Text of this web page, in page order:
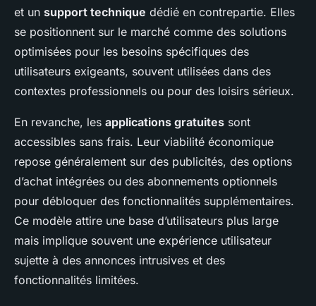
et un support technique dédié en contrepartie. Elles
se positionnent sur le marché comme des solutions
optimisées pour les besoins spécifiques des
utilisateurs exigeants, souvent utilisées dans des
contextes professionnels ou pour des loisirs sérieux.
En revanche, les applications gratuites sont
accessibles sans frais. Leur viabilité économique
repose généralement sur des publicités, des options
d’achat intégrées ou des abonnements optionnels
pour débloquer des fonctionnalités supplémentaires.
Ce modèle attire une base d’utilisateurs plus large
mais implique souvent une expérience utilisateur
sujette à des annonces intrusives et des
fonctionnalités limitées.